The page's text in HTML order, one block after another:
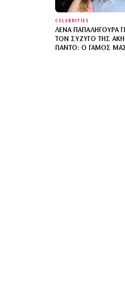
CELEBRITIES
ΛΈΝΑ ΠΑΠΑΛΗΓΟΎΡΑ
ΤΟΝ ΣΎΖΥΓΌ ΤΗΣ ΆΚΗ
ΠΆΝΤΟ: Ο ΓΆΜΟΣ